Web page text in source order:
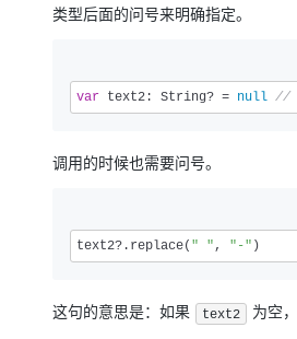
类型后面的问号来明确指定。
var text2: String? = null //
调用的时候也需要问号。
text2?.replace( " " , "-" )
这句的意思是：如果 text2 为空